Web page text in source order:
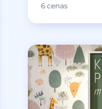
6 cenas